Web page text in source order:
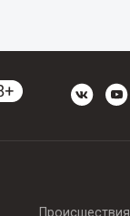
Происшествия